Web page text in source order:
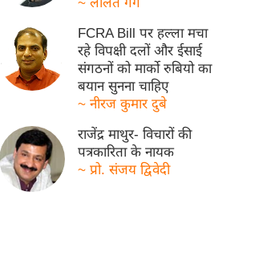
FCRA Bill पर हल्ला मचा
रहे विपक्षी दलों और ईसाई
संगठनों को मार्को रुबियो का
बयान सुनना चाहिए
~ नीरज कुमार दुबे
राजेंद्र माथुर- विचारों की
पत्रकारिता के नायक
~ प्रो. संजय द्विवेदी